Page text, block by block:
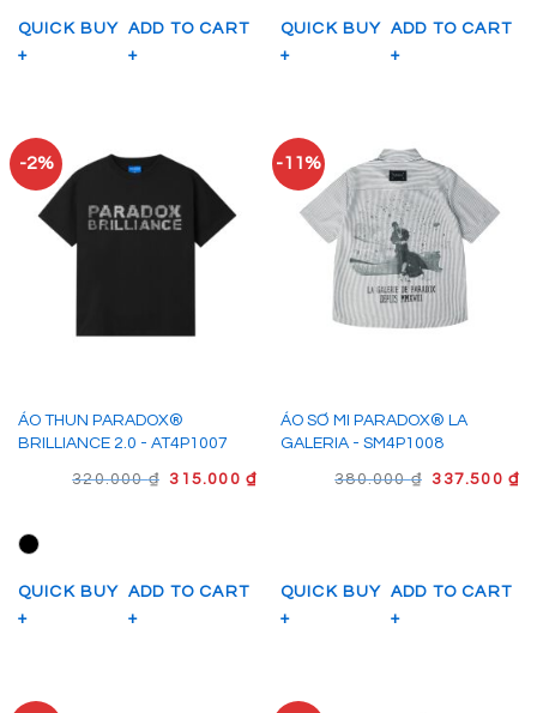
435.000 ₫.
QUICK BUY
+
ADD TO CART
+
QUICK BUY
+
ADD TO CART
+
-2%
ÁO THUN PARADOX®
BRILLIANCE 2.0 - AT4P1007
320.000₫ GIÁ
315.000 ₫GIÁ
315.000 ₫.
QUICK BUY
+
ADD TO CART
+
-11%
ÁO SƠ MI PARADOX® LA
GALERIA - SM4P1008
380.000₫ GIÁ
337.500 ₫
QUICK BUY
+
ADD TO CART
+